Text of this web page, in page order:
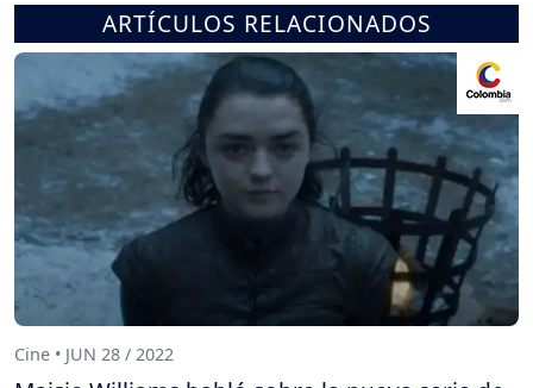
ARTÍCULOS RELACIONADOS
Cine • JUN 28 / 2022